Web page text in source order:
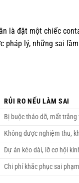
là đặt một chiếc
pháp lý, những sai
RỦI RO NẾU LÀM SAI
Bị buộc tháo dỡ, mất
Không được nghiệm thu,
Dự án kéo dài, lỡ cơ hội
Chi phí khắc phục sai